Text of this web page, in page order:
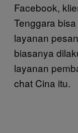
Facebook,
Tenggara
layanan
biasanya
layanan
chat Cina itu.